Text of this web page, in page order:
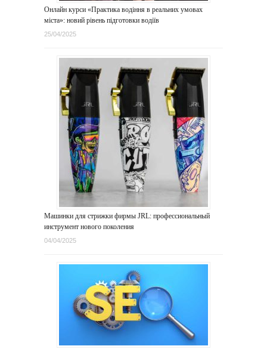
Онлайн курси «Практика водіння в реальних умовах
міста»: новий рівень підготовки водіїв
25/04/2025
Машинки для стрижки фирмы JRL: профессиональный
инструмент нового поколения
04/04/2025